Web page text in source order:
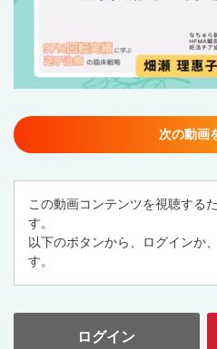
次の動画
この動画コンテンツを視聴する
す。
以下のボタンから、ログインか
す。
ログイン